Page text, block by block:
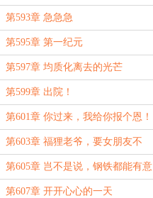
第593章 急急急
第595章 第一纪元
第597章 均质化离去的光芒
第599章 出院！
第601章 你过来，我给你报个恩！
第603章 福狸老爷，要女朋友不
要？
第605章 岂不是说，钢铁都能有意
志了？
第607章 开开心心的一天